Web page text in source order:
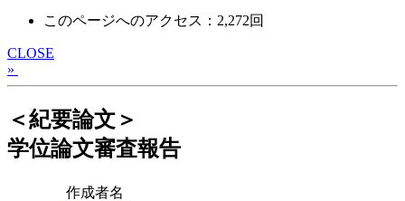
このページへのアクセス：2,272回
CLOSE
»
＜紀要論文＞
学位論文審査報告
作成者名